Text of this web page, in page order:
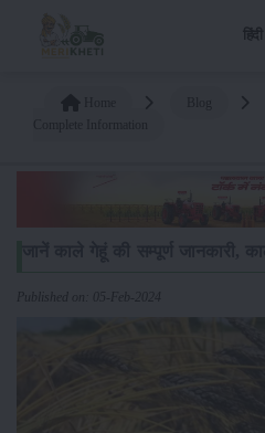
हिंदी
Published on: 05-Feb-2024